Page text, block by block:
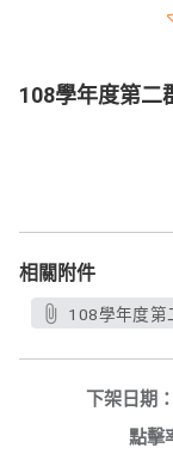
108學年度第二
相關附件
108學年度第
下架日期：
點擊